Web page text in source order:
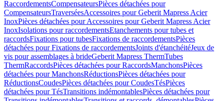
RaccordementsCompensateursPièces détachées pour
CompensateursTraverséesAccessoires pour Geberit Mapress Acier
InoxPièces détachées pour Accessoires pour Geberit Mapress Acier
InoxIsolations pour raccordementsEtanchements pour tubes et
raccordsFixations pour tubesFixations de raccordementsPièces
détachées pour Fixations de raccordementsJoints d'étanchéitéJeux de
vis pour assemblages à brideGeberit Mapress ThermTubes
ThermRaccordsPièces détachées pour RaccordsManchonsPièces
détachées pour ManchonsRéductionsPièces détachées pour
RéductionsCoudesPièces détachées pour CoudesTésPièces
détachées pour TésTransitions indémontablesPièces détachées pour